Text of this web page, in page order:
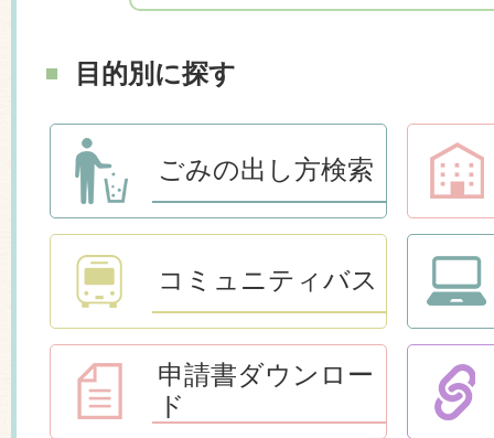
目的別に探す
ごみの出し方検索
コミュニティバス
申請書ダウンロー
ド